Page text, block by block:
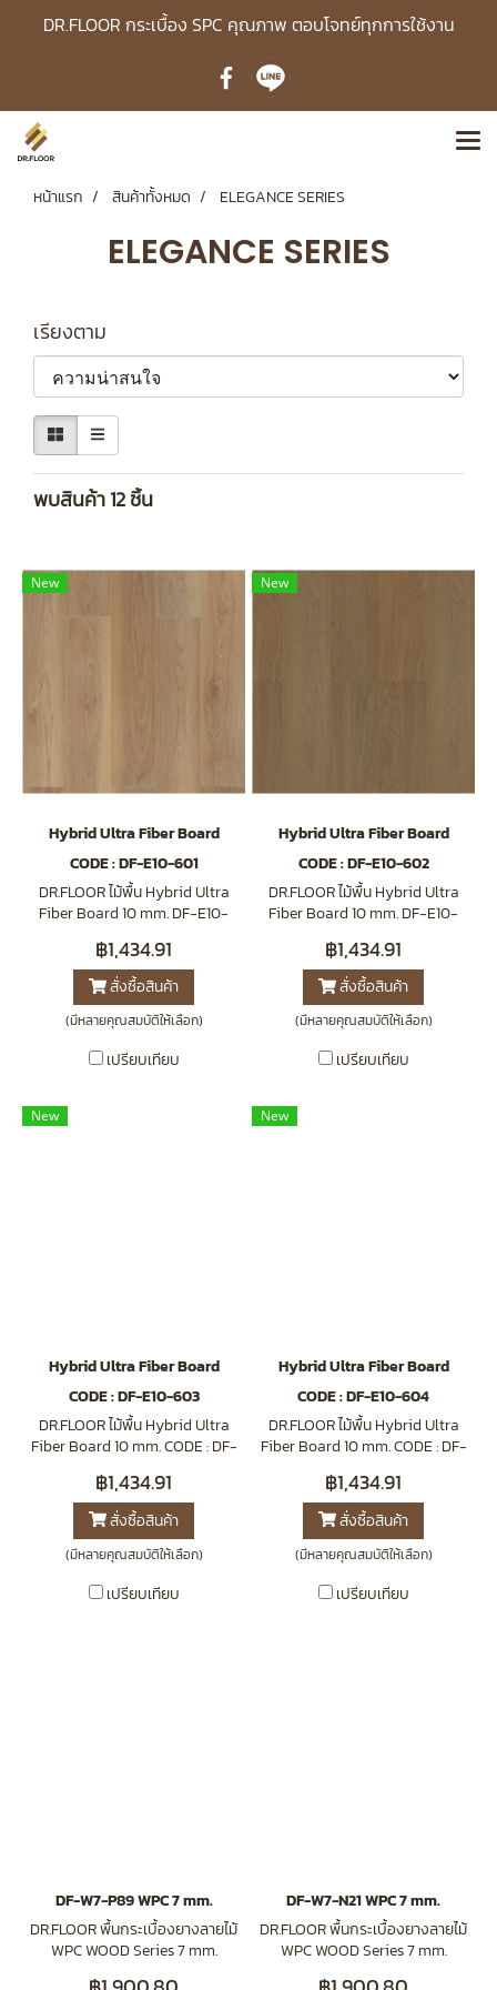
DR.FLOOR กระเบื้อง SPC คุณภาพ ตอบโจทย์ทุกการใช้งาน
หน้าแรก สินค้าทั้งหมด ELEGANCE SERIES
ELEGANCE SERIES
เรียงตาม
พบสินค้า 12 ชิ้น
New
Hybrid Ultra Fiber Board
CODE : DF-E10-601
DR.FLOOR ไม้พื้น Hybrid Ultra
Fiber Board 10 mm. DF-E10-
฿1,434.91
สั่งซื้อสินค้า
(มีหลายคุณสมบัติให้เลือก)
เปรียบเทียบ
New
Hybrid Ultra Fiber Board
CODE : DF-E10-602
DR.FLOOR ไม้พื้น Hybrid Ultra
Fiber Board 10 mm. DF-E10-
฿1,434.91
สั่งซื้อสินค้า
(มีหลายคุณสมบัติให้เลือก)
เปรียบเทียบ
New
Hybrid Ultra Fiber Board
CODE : DF-E10-603
DR.FLOOR ไม้พื้น Hybrid Ultra
Fiber Board 10 mm. CODE : DF-
฿1,434.91
สั่งซื้อสินค้า
(มีหลายคุณสมบัติให้เลือก)
เปรียบเทียบ
New
Hybrid Ultra Fiber Board
CODE : DF-E10-604
DR.FLOOR ไม้พื้น Hybrid Ultra
Fiber Board 10 mm. CODE : DF-
฿1,434.91
สั่งซื้อสินค้า
(มีหลายคุณสมบัติให้เลือก)
เปรียบเทียบ
DF-W7-P89 WPC 7 mm.
DR.FLOOR พื้นกระเบื้องยางลายไม้
WPC WOOD Series 7 mm.
DF-W7-N21 WPC 7 mm.
DR.FLOOR พื้นกระเบื้องยางลายไม้
WPC WOOD Series 7 mm.